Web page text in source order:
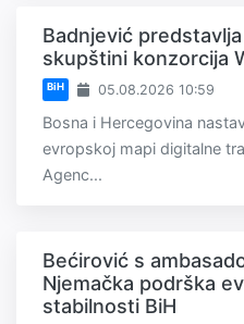
Badnjević
skupštini konzorcija
BiH 05.08.2026 10:59
Bosna i Hercegovina
evropskoj mapi digitalne
Agenc...
Bećirović s
Njemačka podrška
stabilnosti BiH